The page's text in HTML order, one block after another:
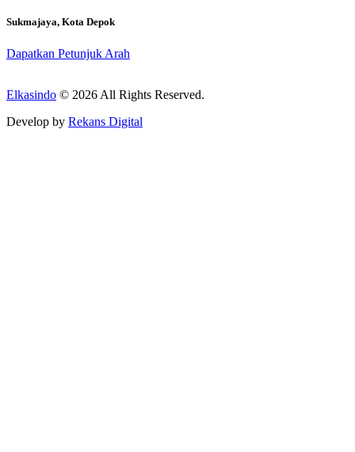
Sukmajaya, Kota Depok
Dapatkan Petunjuk Arah
Elkasindo © 2026 All Rights Reserved.
Develop by Rekans Digital